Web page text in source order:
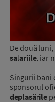
De două
salariile, iar
Singurii bani
sponsorul
deplasările